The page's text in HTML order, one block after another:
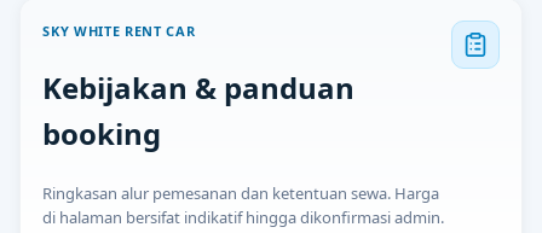
SKY WHITE RENT CAR
Kebijakan & panduan
booking
Ringkasan alur pemesanan dan ketentuan sewa. Harga
di halaman bersifat indikatif hingga dikonfirmasi admin.